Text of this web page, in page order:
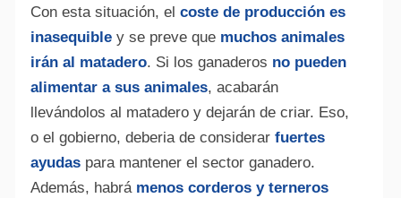
Con esta situación, el coste de producción es
inasequibley se preve que muchos animales
irán al matadero. Si los ganaderos no pueden
alimentar a sus animales, acabarán
llevándolos al matadero y dejarán de criar. Eso,
o el gobierno, deberia de considerar fuertes
ayudaspara mantener el sector ganadero.
Además, habrá menos corderos y terneros